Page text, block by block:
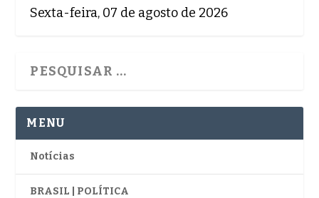
Sexta-feira, 07 de agosto de 2026
MENU
Notícias
BRASIL | POLÍTICA